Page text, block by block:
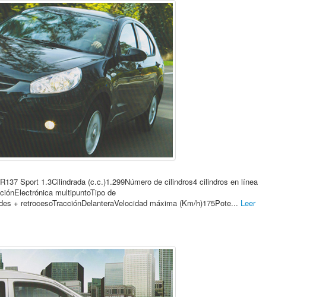
Sport 1.3Cilindrada (c.c.)1.299Número de cilindros4 cilindros en línea
multipuntoTipo de
+ retrocesoTracciónDelanteraVelocidad máxima (Km/h)175Pote... Leer